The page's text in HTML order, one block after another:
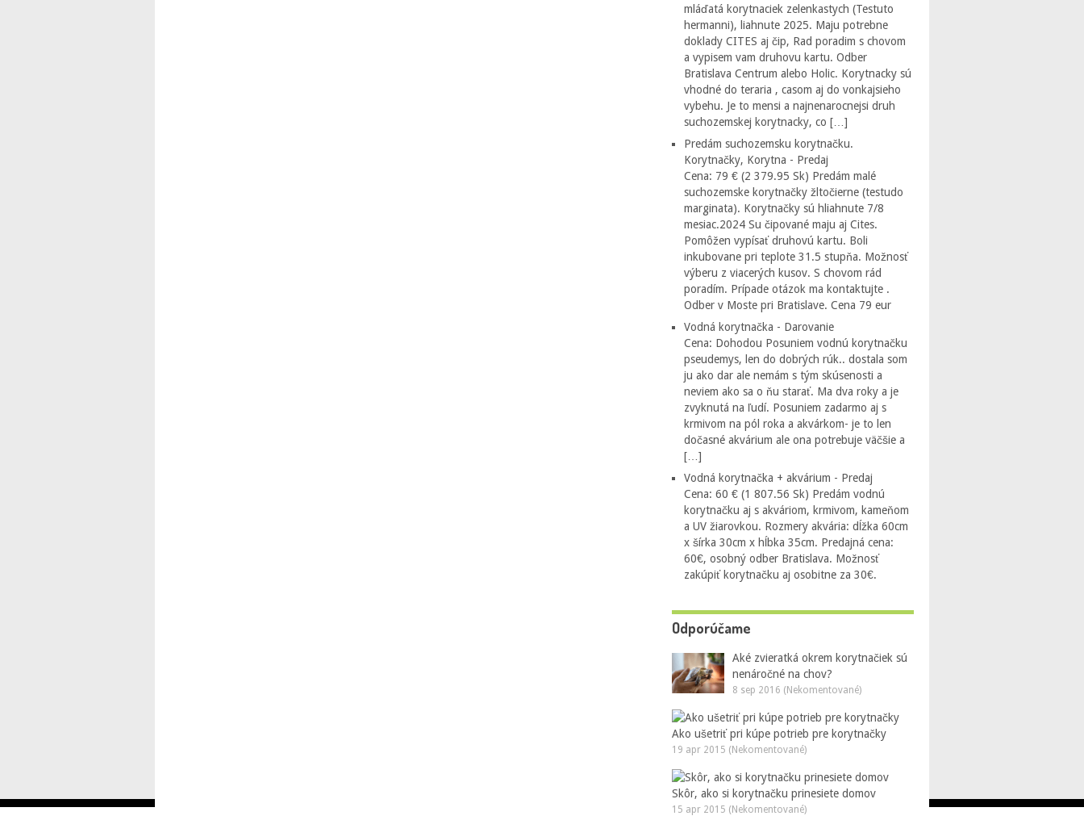
mláďatá korytnaciek zelenkastych (Testuto
hermanni), liahnute 2025. Maju potrebne
doklady CITES aj čip, Rad poradim s chovom
a vypisem vam druhovu kartu. Odber
Bratislava Centrum alebo Holic. Korytnacky sú
vhodné do teraria , casom aj do vonkajsieho
vybehu. Je to mensi a najnenarocnejsi druh
suchozemskej korytnacky, co […]
Predám suchozemsku korytnačku.
Korytnačky, Korytna - Predaj
Cena: 79 € (2 379.95 Sk) Predám malé
suchozemske korytnačky žltočierne (testudo
marginata). Korytnačky sú hliahnute 7/8
mesiac.2024 Su čipované maju aj Cites.
Pomôžen vypísať druhovú kartu. Boli
inkubovane pri teplote 31.5 stupňa. Možnosť
výberu z viacerých kusov. S chovom rád
poradím. Prípade otázok ma kontaktujte .
Odber v Moste pri Bratislave. Cena 79 eur
Vodná korytnačka - Darovanie
Cena: Dohodou Posuniem vodnú korytnačku
pseudemys, len do dobrých rúk.. dostala som
ju ako dar ale nemám s tým skúsenosti a
neviem ako sa o ňu starať. Ma dva roky a je
zvyknutá na ľudí. Posuniem zadarmo aj s
krmivom na pól roka a akvárkom- je to len
dočasné akvárium ale ona potrebuje väčšie a
[…]
Vodná korytnačka + akvárium - Predaj
Cena: 60 € (1 807.56 Sk) Predám vodnú
korytnačku aj s akváriom, krmivom, kameňom
a UV žiarovkou. Rozmery akvária: dĺžka 60cm
x šírka 30cm x hĺbka 35cm. Predajná cena:
60€, osobný odber Bratislava. Možnosť
zakúpiť korytnačku aj osobitne za 30€.
Odporúčame
Aké zvieratká okrem korytnačiek sú
nenáročné na chov?
8 sep 2016 (Nekomentované)
Ako ušetriť pri kúpe potrieb pre korytnačky
19 apr 2015 (Nekomentované)
Skôr, ako si korytnačku prinesiete domov
15 apr 2015 (Nekomentované)